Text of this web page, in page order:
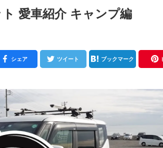
愛車紹介 キャンプ編
シェア ツイート ブックマーク